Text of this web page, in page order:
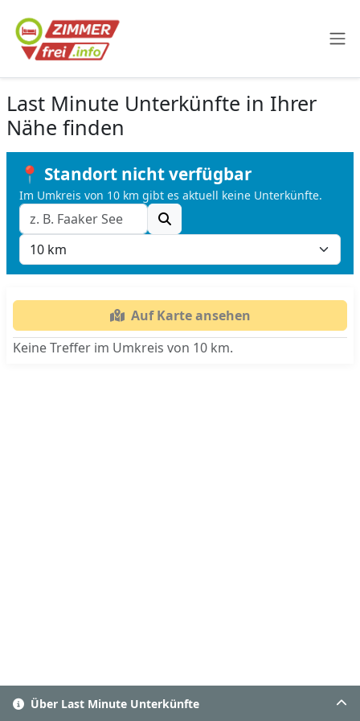
Last Minute Unterkünfte in Ihrer
Nähe finden
📍 Standort nicht verfügbar
Im Umkreis von 10 km gibt es aktuell keine Unterkünfte.
Auf Karte ansehen
Keine Treffer im Umkreis von 10 km.
Über Last Minute Unterkünfte